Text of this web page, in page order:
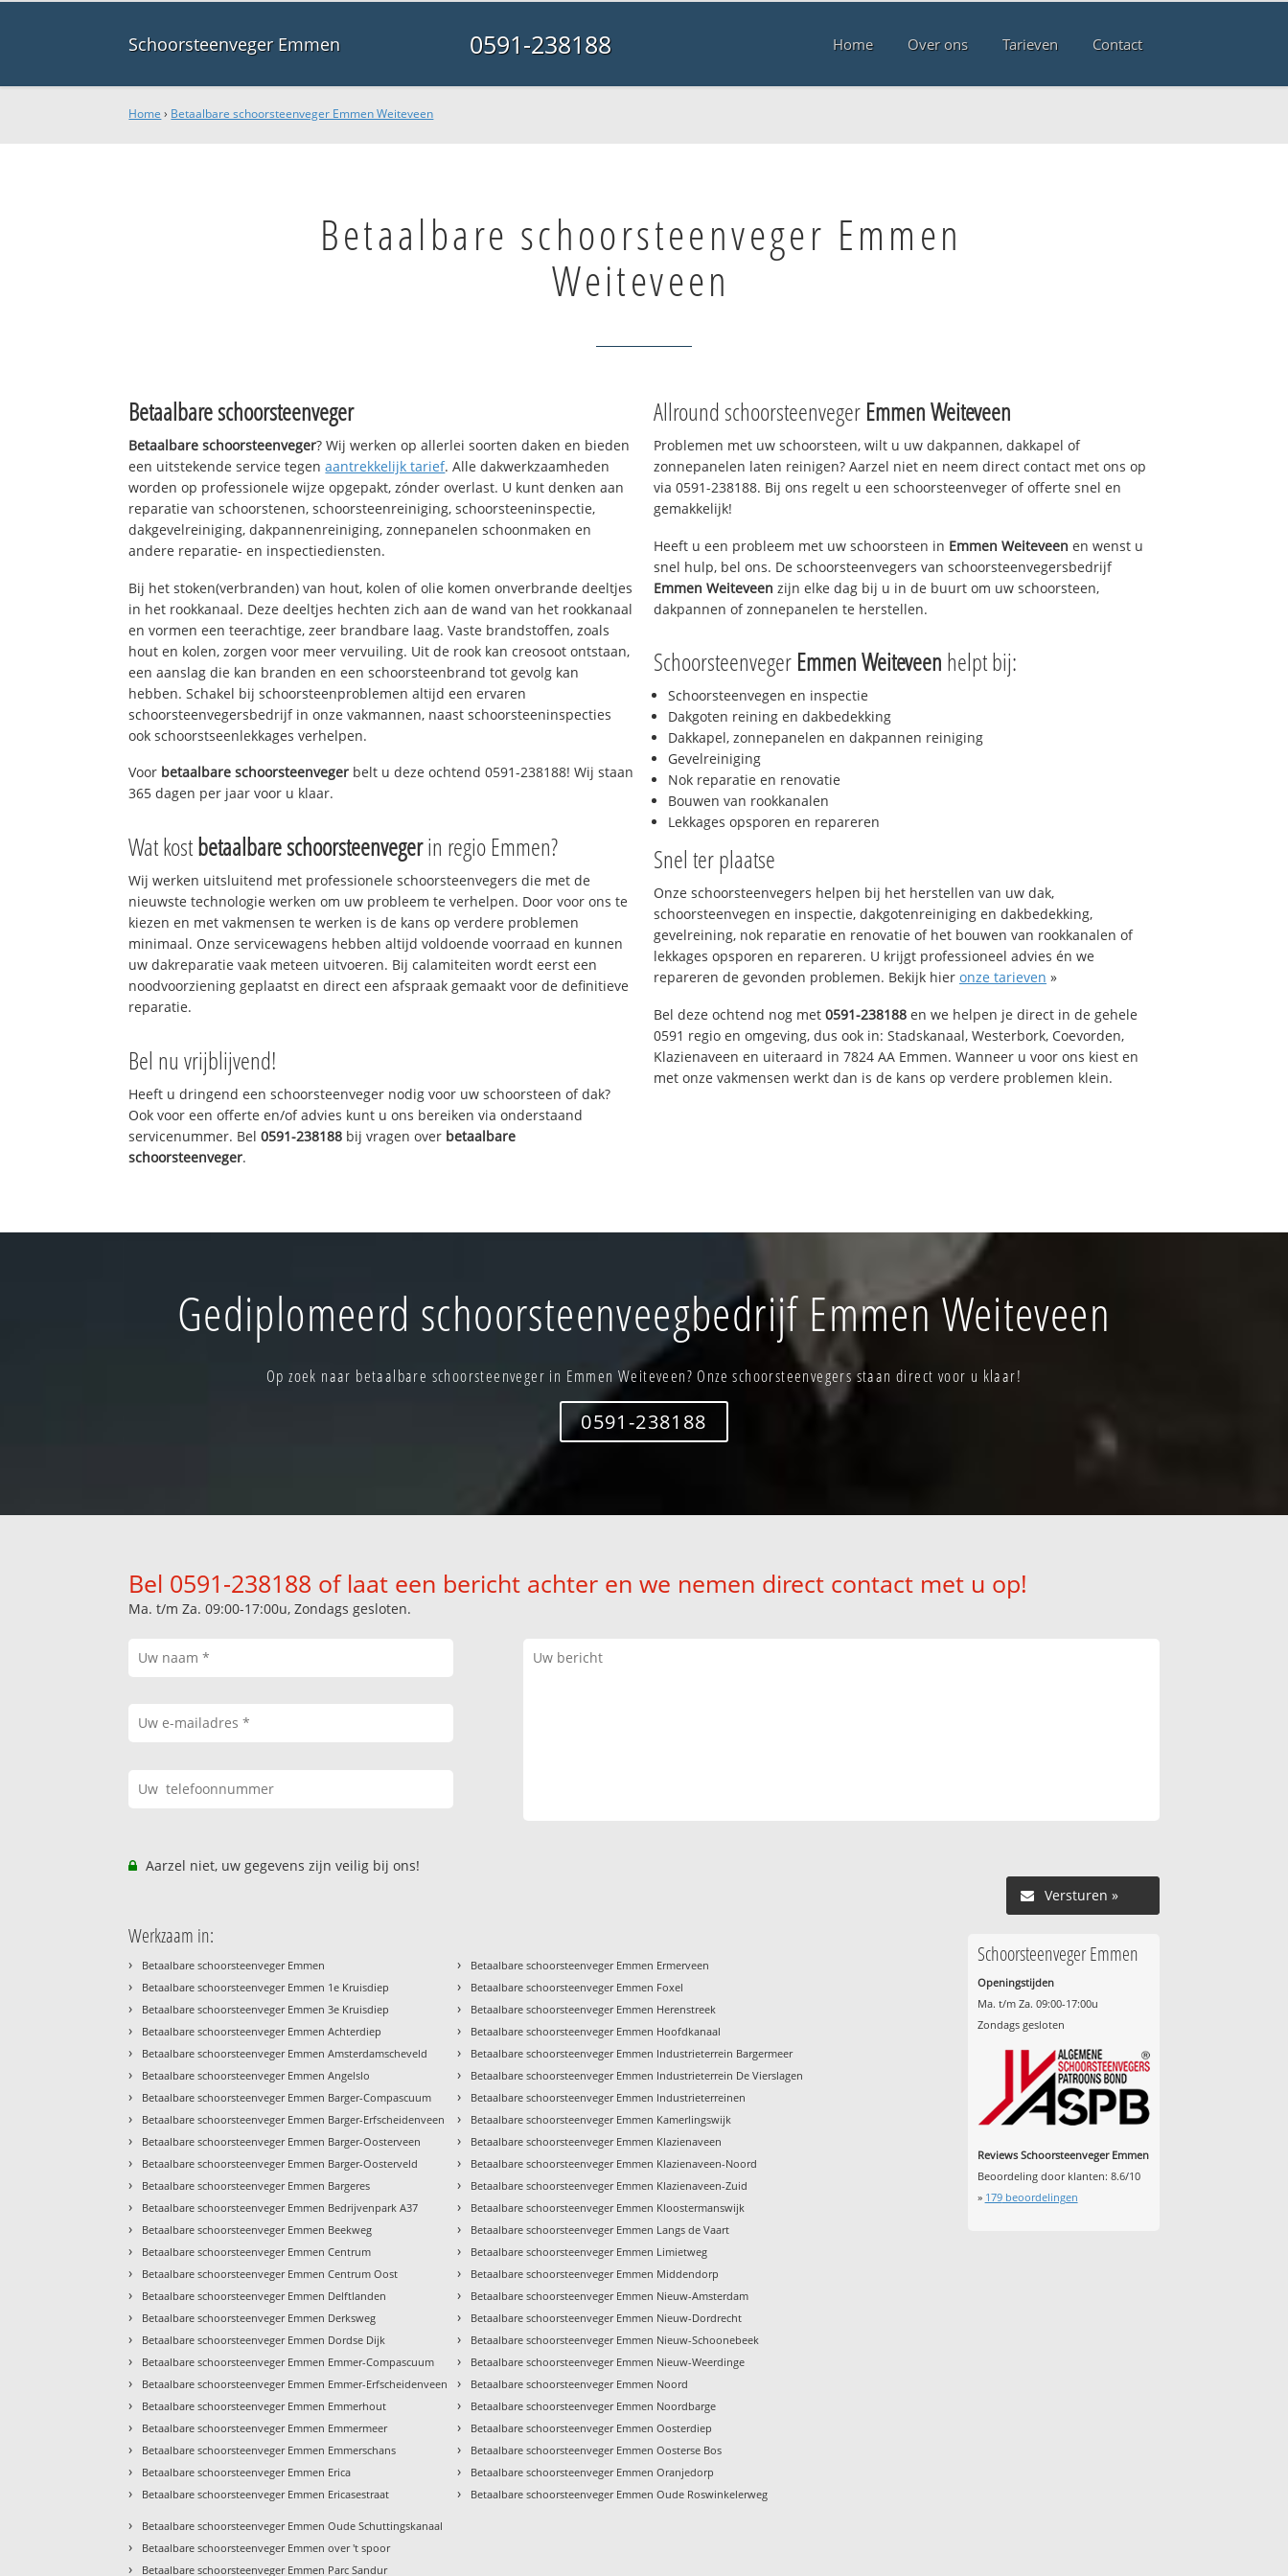
Schoorsteenveger Emmen 0591-238188 Home Over ons Tarieven Contact
Home › Betaalbare schoorsteenveger Emmen Weiteveen
Betaalbare schoorsteenveger Emmen
Weiteveen
Betaalbare schoorsteenveger
Betaalbare schoorsteenveger? Wij werken op allerlei soorten daken en bieden
een uitstekende service tegenaantrekkelijk tarief. Alle dakwerkzaamheden
worden op professionele wijze opgepakt, zónder overlast. U kunt denken aan
reparatie van schoorstenen, schoorsteenreiniging, schoorsteeninspectie,
dakgevelreiniging, dakpannenreiniging, zonnepanelen schoonmaken en
andere reparatie- en inspectiediensten.
Bij het stoken(verbranden) van hout, kolen of olie komen onverbrande deeltjes
in het rookkanaal. Deze deeltjes hechten zich aan de wand van het rookkanaal
en vormen een teerachtige, zeer brandbare laag. Vaste brandstoffen, zoals
hout en kolen, zorgen voor meer vervuiling. Uit de rook kan creosoot ontstaan,
een aanslag die kan branden en een schoorsteenbrand tot gevolg kan
hebben. Schakel bij schoorsteenproblemen altijd een ervaren
schoorsteenvegersbedrijf in onze vakmannen, naast schoorsteeninspecties
ook schoorstseenlekkages verhelpen.
Voor betaalbare schoorsteenveger belt u deze ochtend 0591-238188! Wij staan
365 dagen per jaar voor u klaar.
Wat kostbetaalbare schoorsteenvegerin regio Emmen?
Wij werken uitsluitend met professionele schoorsteenvegers die met de
nieuwste technologie werken om uw probleem te verhelpen. Door voor ons te
kiezen en met vakmensen te werken is de kans op verdere problemen
minimaal. Onze servicewagens hebben altijd voldoende voorraad en kunnen
uw dakreparatie vaak meteen uitvoeren. Bij calamiteiten wordt eerst een
noodvoorziening geplaatst en direct een afspraak gemaakt voor de definitieve
reparatie.
Bel nu vrijblijvend!
Heeft u dringend een schoorsteenveger nodig voor uw schoorsteen of dak?
Ook voor een offerte en/of advies kunt u ons bereiken via onderstaand
servicenummer. Bel0591-238188 bij vragen over betaalbare
schoorsteenveger.
Allround schoorsteenveger Emmen Weiteveen
Problemen met uw schoorsteen, wilt u uw dakpannen, dakkapel of
zonnepanelen laten reinigen? Aarzel niet en neem direct contact met ons op
via 0591-238188. Bij ons regelt u een schoorsteenveger of offerte snel en
gemakkelijk!
Heeft u een probleem met uw schoorsteen in Emmen Weiteveen en wenst u
snel hulp, bel ons. De schoorsteenvegers van schoorsteenvegersbedrijf
Emmen Weiteveen zijn elke dag bij u in de buurt om uw schoorsteen,
dakpannen of zonnepanelen te herstellen.
Schoorsteenveger Emmen Weiteveen helpt bij:
Schoorsteenvegen en inspectie
Dakgoten reining en dakbedekking
Dakkapel, zonnepanelen en dakpannen reiniging
Gevelreiniging
Nok reparatie en renovatie
Bouwen van rookkanalen
Lekkages opsporen en repareren
Snel ter plaatse
Onze schoorsteenvegers helpen bij het herstellen van uw dak,
schoorsteenvegen en inspectie, dakgotenreiniging en dakbedekking,
gevelreining, nok reparatie en renovatie of het bouwen van rookkanalen of
lekkages opsporen en repareren. U krijgt professioneel advies én we
repareren de gevonden problemen. Bekijk hier onze tarieven »
Bel deze ochtend nog met 0591-238188 en we helpen je direct in de gehele
0591 regio en omgeving, dus ook in: Stadskanaal, Westerbork, Coevorden,
Klazienaveen en uiteraard in 7824 AA Emmen. Wanneer u voor ons kiest en
met onze vakmensen werkt dan is de kans op verdere problemen klein.
Gediplomeerd schoorsteenveegbedrijf Emmen Weiteveen
Op zoek naar betaalbare schoorsteenveger in Emmen Weiteveen? Onze schoorsteenvegers staan direct voor u klaar!
0591-238188
Bel 0591-238188 of laat een bericht achter en we nemen direct contact met u op!
Ma. t/m Za. 09:00-17:00u, Zondags gesloten.
Aarzel niet, uw gegevens zijn veilig bij ons!
Versturen »
Werkzaam in:
› Betaalbare schoorsteenveger Emmen
› Betaalbare schoorsteenveger Emmen 1e Kruisdiep
› Betaalbare schoorsteenveger Emmen 3e Kruisdiep
› Betaalbare schoorsteenveger Emmen Achterdiep
› Betaalbare schoorsteenveger Emmen Amsterdamscheveld
› Betaalbare schoorsteenveger Emmen Angelslo
› Betaalbare schoorsteenveger Emmen Barger-Compascuum
› Betaalbare schoorsteenveger Emmen Barger-Erfscheidenveen
› Betaalbare schoorsteenveger Emmen Barger-Oosterveen
› Betaalbare schoorsteenveger Emmen Barger-Oosterveld
› Betaalbare schoorsteenveger Emmen Bargeres
› Betaalbare schoorsteenveger Emmen Bedrijvenpark A37
› Betaalbare schoorsteenveger Emmen Beekweg
› Betaalbare schoorsteenveger Emmen Centrum
› Betaalbare schoorsteenveger Emmen Centrum Oost
› Betaalbare schoorsteenveger Emmen Delftlanden
› Betaalbare schoorsteenveger Emmen Derksweg
› Betaalbare schoorsteenveger Emmen Dordse Dijk
› Betaalbare schoorsteenveger Emmen Emmer-Compascuum
› Betaalbare schoorsteenveger Emmen Emmer-Erfscheidenveen
› Betaalbare schoorsteenveger Emmen Emmerhout
› Betaalbare schoorsteenveger Emmen Emmermeer
› Betaalbare schoorsteenveger Emmen Emmerschans
› Betaalbare schoorsteenveger Emmen Erica
› Betaalbare schoorsteenveger Emmen Ericasestraat
› Betaalbare schoorsteenveger Emmen Ermerveen
› Betaalbare schoorsteenveger Emmen Foxel
› Betaalbare schoorsteenveger Emmen Herenstreek
› Betaalbare schoorsteenveger Emmen Hoofdkanaal
› Betaalbare schoorsteenveger Emmen Industrieterrein Bargermeer
› Betaalbare schoorsteenveger Emmen Industrieterrein De Vierslagen
› Betaalbare schoorsteenveger Emmen Industrieterreinen
› Betaalbare schoorsteenveger Emmen Kamerlingswijk
› Betaalbare schoorsteenveger Emmen Klazienaveen
› Betaalbare schoorsteenveger Emmen Klazienaveen-Noord
› Betaalbare schoorsteenveger Emmen Klazienaveen-Zuid
› Betaalbare schoorsteenveger Emmen Kloostermanswijk
› Betaalbare schoorsteenveger Emmen Langs de Vaart
› Betaalbare schoorsteenveger Emmen Limietweg
› Betaalbare schoorsteenveger Emmen Middendorp
› Betaalbare schoorsteenveger Emmen Nieuw-Amsterdam
› Betaalbare schoorsteenveger Emmen Nieuw-Dordrecht
› Betaalbare schoorsteenveger Emmen Nieuw-Schoonebeek
› Betaalbare schoorsteenveger Emmen Nieuw-Weerdinge
› Betaalbare schoorsteenveger Emmen Noord
› Betaalbare schoorsteenveger Emmen Noordbarge
› Betaalbare schoorsteenveger Emmen Oosterdiep
› Betaalbare schoorsteenveger Emmen Oosterse Bos
› Betaalbare schoorsteenveger Emmen Oranjedorp
› Betaalbare schoorsteenveger Emmen Oude Roswinkelerweg
› Betaalbare schoorsteenveger Emmen Oude Schuttingskanaal
› Betaalbare schoorsteenveger Emmen over 't spoor
› Betaalbare schoorsteenveger Emmen Parc Sandur
Schoorsteenveger Emmen
Openingstijden
Ma. t/m Za. 09:00-17:00u
Zondags gesloten
Reviews Schoorsteenveger Emmen
Beoordeling door klanten: 8.6/10
» 179beoordelingen